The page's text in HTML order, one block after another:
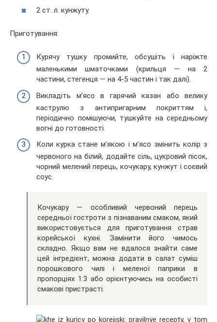
2 ст. л. кунжуту.
Приготування:
Курячу тушку промийте, обсушіть і наріжте
маленькими шматочками (крильця — на 2
частини, стегенця — на 4-5 частин і так далі).
Викладіть м’ясо в гарячий казан або велику
каструлю з антипригарним покриттям і,
періодично помішуючи, тушкуйте на середньому
вогні до готовності.
Коли курка стане м’якою і м’ясо змінить колір з
червоного на білий, додайте сіль, цукровий пісок,
чорний мелений перець, кочукару, кунжут і соєвий
соус.
Кочукару — особливий червоний перець
середньої гостроти з пізнаваним смаком, який
використовується для приготування страв
корейської кухні. Замінити його чимось
складно. Якщо вам не вдалося знайти саме
цей інгредієнт, можна додати в салат суміш
порошкового чилі і меленої паприки в
пропорціях 1:3 або орієнтуючись на особисті
смакові пристрасті.